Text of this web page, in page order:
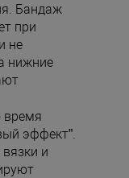
Бандаж
при
не
нижние
время
эффект”.
и